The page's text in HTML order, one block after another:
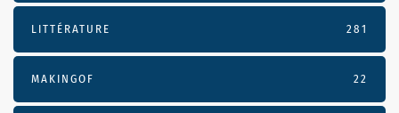
LITTÉRATURE 281
MAKINGOF 22